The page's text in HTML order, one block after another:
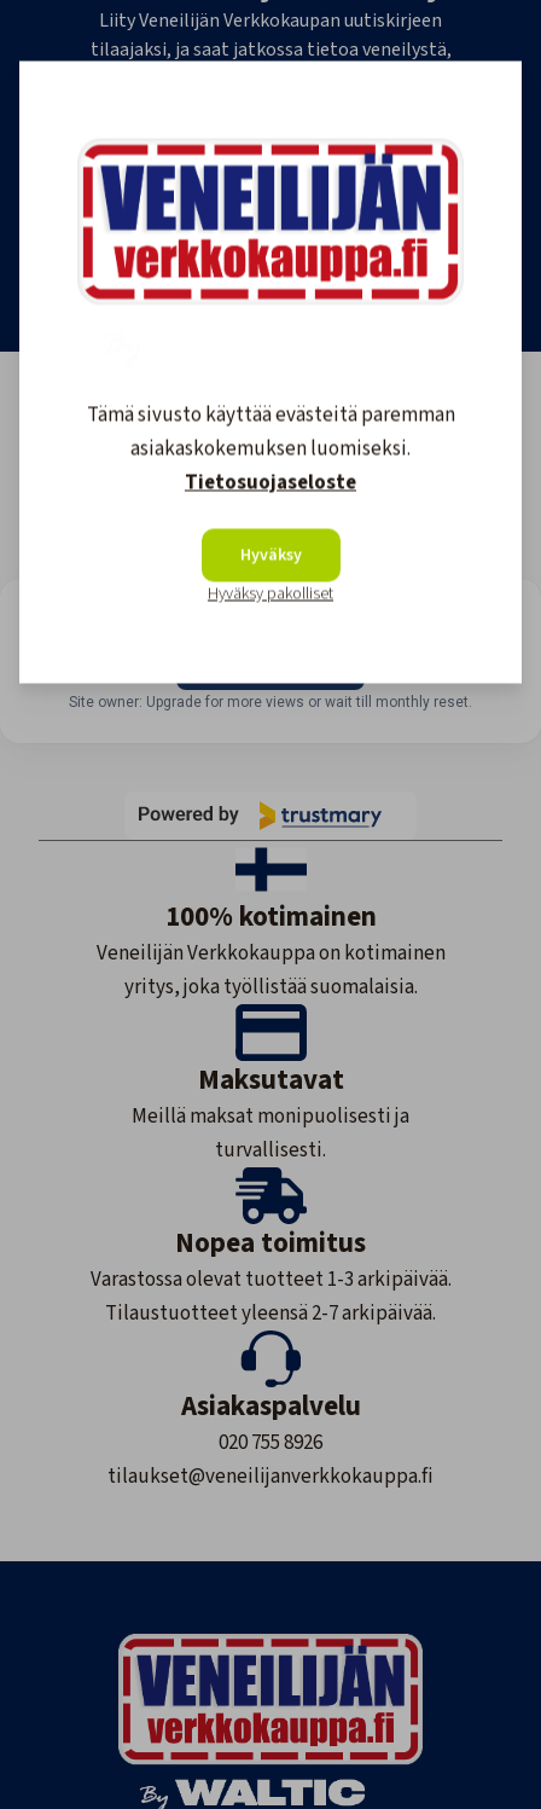
Liity Veneilijän Verkkokaupan uutiskirjeen
tilaajaksi, ja saat jatkossa tietoa veneilystä,
tilauksen milloin tahansa.
Tilaa uutiskirje
Site owner: Upgrade for more views or wait till monthly reset.
100% kotimainen
Veneilijän Verkkokauppa on kotimainen
yritys, joka työllistää suomalaisia.
Maksutavat
Meillä maksat monipuolisesti ja
turvallisesti.
Nopea toimitus
Varastossa olevat tuotteet 1-3 arkipäivää.
Tilaustuotteet yleensä 2-7 arkipäivää.
Asiakaspalvelu
020 755 8926
tilaukset@veneilijanverkkokauppa.fi
Tämä sivusto käyttää evästeitä paremman
asiakaskokemuksen luomiseksi.
Tietosuojaseloste
Hyväksy
Hyväksy pakolliset